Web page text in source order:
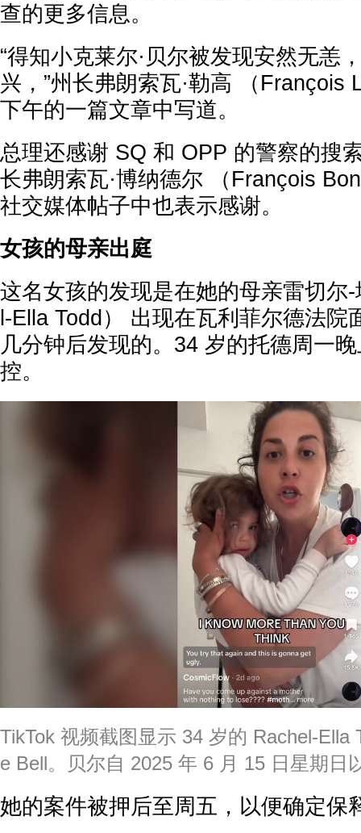
查的更多信息。
“得知小克莱尔·贝尔被发现安然无恙
兴，”州长弗朗索瓦·勒高 （François
下午的一篇文章中写道。
总理还感谢 SQ 和 OPP 的警察的搜
长弗朗索瓦·博纳德尔 （François
社交媒体帖子中也表示感谢。
女孩的母亲出庭
这名女孩的发现是在她的母亲雷切尔
l-Ella Todd） 出现在瓦利菲尔德法院
几分钟后发现的。34 岁的托德周一
控。
TikTok 视频截图显示 34 岁的 Rachel-Ella
e Bell。贝尔自 2025 年 6 月 15 日星期日
她的案件被押后至周五，以便确定保